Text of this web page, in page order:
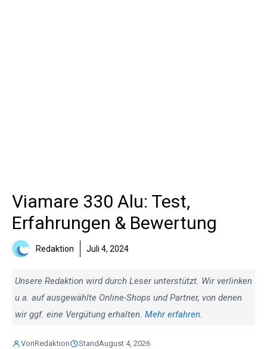
Viamare 330 Alu: Test,
Erfahrungen & Bewertung
Redaktion Juli 4, 2024
Unsere Redaktion wird durch Leser unterstützt. Wir verlinken
u.a. auf ausgewählte Online-Shops und Partner, von denen
wir ggf. eine Vergütung erhalten. Mehr erfahren.
VonRedaktion StandAugust 4, 2026